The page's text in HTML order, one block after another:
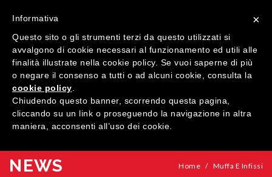
MENU
HOME
AZIENDA
NEWS Home / Muffa E Infissi
×
Informativa
Questo sito o gli strumenti terzi da questo utilizzati si
avvalgono di cookie necessari al funzionamento ed utili alle
finalità illustrate nella cookie policy. Se vuoi saperne di più
o negare il consenso a tutti o ad alcuni cookie, consulta la
cookie policy
Chiudendo questo banner, scorrendo questa pagina,
cliccando su un link o proseguendo la navigazione in altra
maniera, acconsenti all’uso dei cookie.